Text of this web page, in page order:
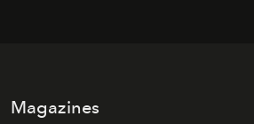
Magazines